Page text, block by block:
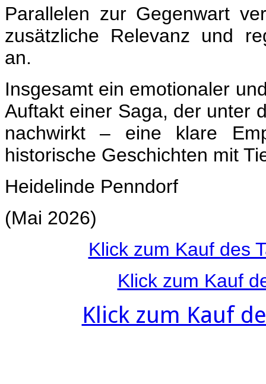
Parallelen zur Gegenwart
zusätzliche Relevanz und
an.
Insgesamt ein emotionaler
Auftakt einer Saga, der unter
nachwirkt – eine klare
historische Geschichten mit
Heidelinde Penndorf
(Mai 2026)
Klick zum Kauf des
Klick zum Kauf
Klick zum Kauf